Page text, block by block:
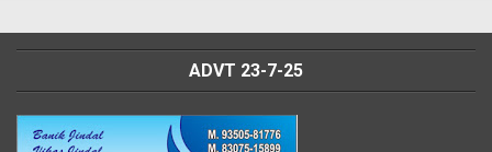
ADVT 23-7-25